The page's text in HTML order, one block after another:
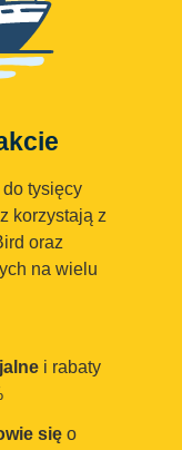
do tysięcy
korzystają z
oraz
na wielu
i rabaty
się o